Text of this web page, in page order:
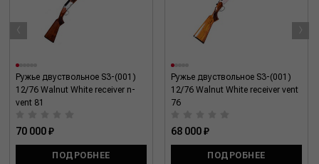
Ружье двуствольное S3-(001)
12/76 Walnut White receiver n-
vent 81
70 000 ₽
ПОДРОБНЕЕ
Ружье двуствольное S3-(001)
12/76 Walnut White receiver vent
76
68 000 ₽
ПОДРОБНЕЕ
‹ ›